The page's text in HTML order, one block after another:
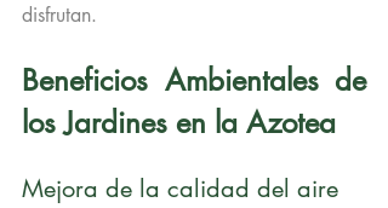
disfrutan.
Beneficios Ambientales de
los Jardines en la Azotea
Mejora de la calidad del aire